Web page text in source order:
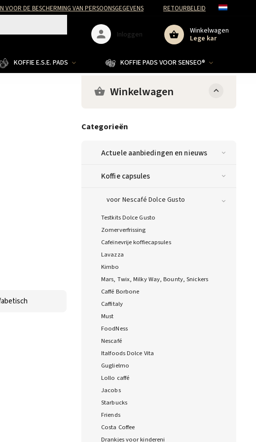
VOOR DE BESCHERMING VAN PERSOONSGEGEVENS RETOURBELEID
Winkelwagen
Lege kar
Inloggen
KOFFIE E.S.E. PADS KOFFIE PADS VOOR SENSEO®
Winkelwagen
Categorieën
Actuele aanbiedingen en nieuws
Koffie capsules
voor Nescafé Dolce Gusto
Testkits Dolce Gusto
Zomerverfrissing
Cafeïnevrije koffiecapsules
Lavazza
Kimbo
Mars, Twix, Milky Way, Bounty, Snickers
Caffé Borbone
Caffitaly
Must
FoodNess
Nescafé
Italfoods Dolce Vita
Guglielmo
Lollo caffé
Jacobs
Starbucks
Friends
Costa Coffee
Drankjes voor kindereni